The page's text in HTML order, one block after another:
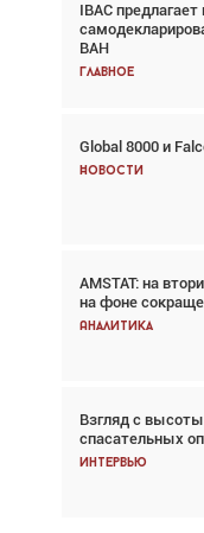
IBAC
BAH
Главное
Global 8000 и
Новости
AMSTAT: на
на фоне
Аналитика
Взгляд с
спасательных
Интервью
Взгляд с
спасательных
Главное
Авиационный
говорит сама за
В городах
хотя общий
Аналитика
Частный
покупке
Интервью